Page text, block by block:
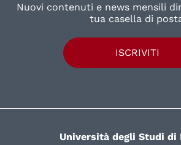
Nuovi contenuti e news mensili
tua casella di
ISCRIVITI
Università degli Studi di